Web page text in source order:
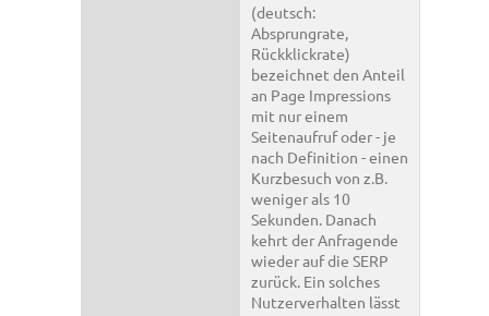
(deutsch:
Absprungrate,
Rückklickrate)
bezeichnet den Anteil
an Page Impressions
mit nur einem
Seitenaufruf oder - je
nach Definition - einen
Kurzbesuch von z.B.
weniger als 10
Sekunden. Danach
kehrt der Anfragende
wieder auf die SERP
zurück. Ein solches
Nutzerverhalten lässt